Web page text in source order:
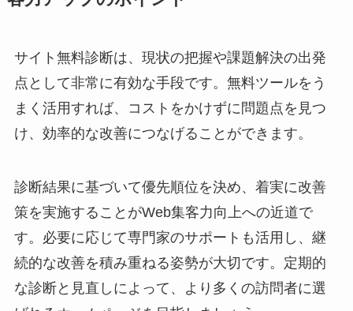
サイト無料診断は、現状の把握や課題解決の出発
点として非常に有効な手段です。無料ツールをう
まく活用すれば、コストをかけずに問題点を見つ
け、効率的な改善につなげることができます。
診断結果に基づいて優先順位を決め、着実に改善
策を実施することがWeb集客力向上への近道で
す。必要に応じて専門家のサポートも活用し、継
続的な改善を積み重ねる姿勢が大切です。定期的
な診断と見直しによって、より多くの訪問者に選